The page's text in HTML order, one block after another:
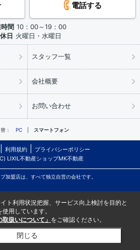
電話する
間 10：00～19：00
日 火曜日・水曜日
スタッフ一覧
会社概要
お問い合わせ
： PC スマートフォン
利用規約
プライバシーポリシー
LIXIL不動産ショップMK不動産
加盟店は、すべて独立自営の会社です。
ト利用状況把握、サービス向上検討を目的と
用しています。
取扱いについて」 をご確認ください。
閉じる